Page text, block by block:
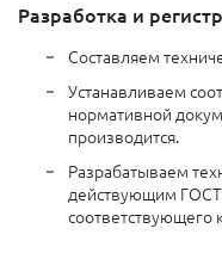
Разработка и
Составляем
Устанавливаем
нормативной
производится.
Разрабатываем
действующим
соответствующего